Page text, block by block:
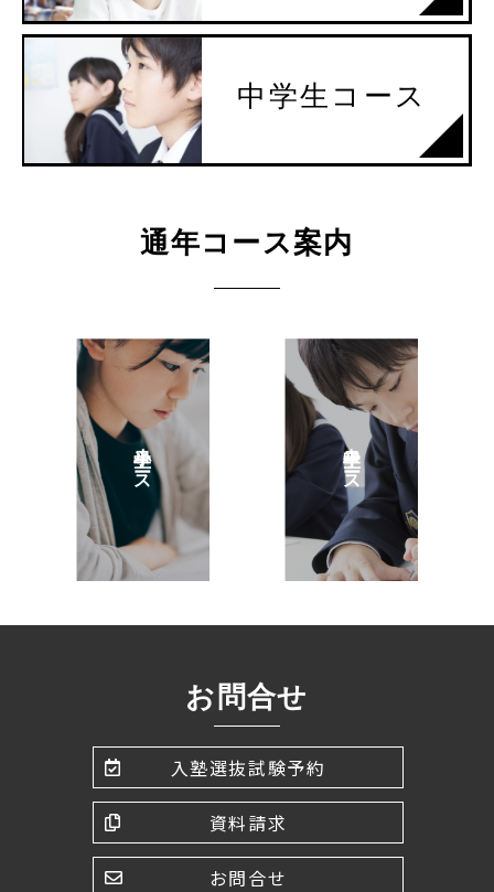
中学生コース
通年コース案内
小学生コース 中学生コース
お問合せ
入塾選抜試験予約
資料請求
お問合せ